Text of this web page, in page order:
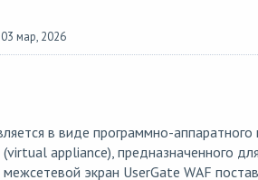
мар, 2026
в виде программно-
appliance), предназначенного
экран UserGate WAF